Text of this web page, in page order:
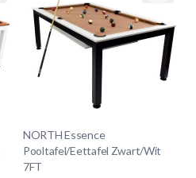
NORTH Essence
Pooltafel/Eettafel Zwart/Wit
7FT